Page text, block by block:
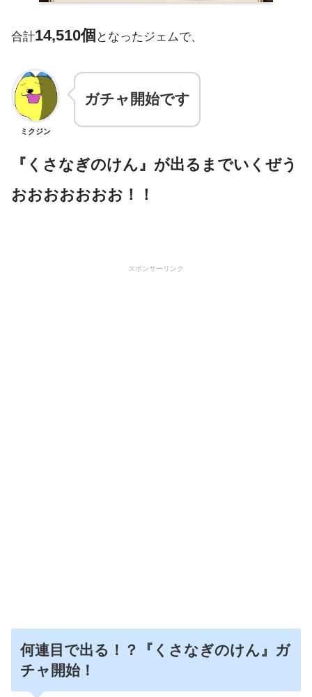
合計14,510個 となったジェムで、
ミクジン
ガチャ開始です
『くさなぎのけん』が出るまでいくぜう
おおおおおおお！！
スポンサーリンク
何連目で出る！？『くさなぎのけん』ガ
チャ開始！